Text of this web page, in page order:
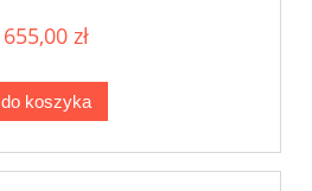
655,00 zł
do koszyka